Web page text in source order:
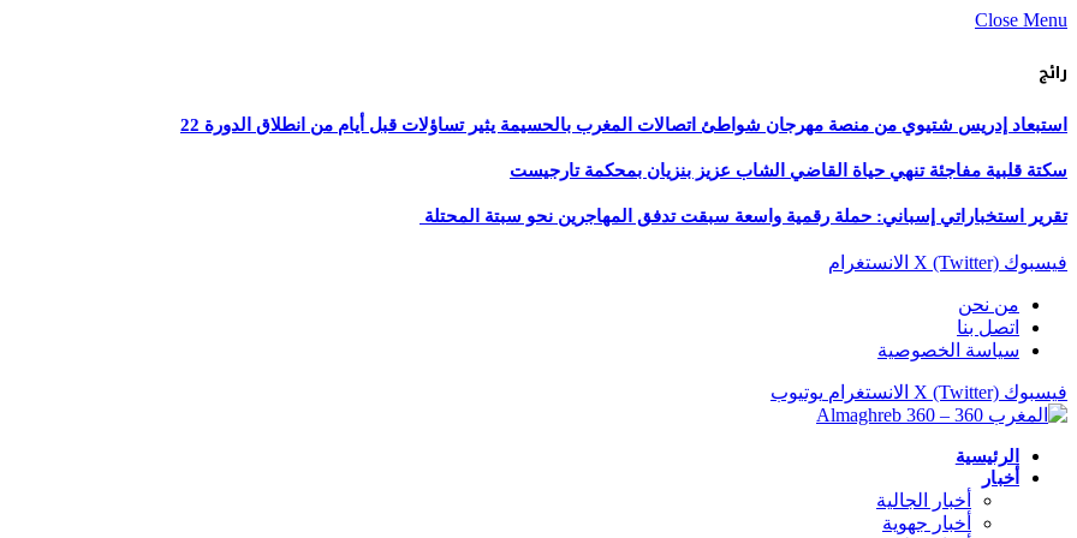
Close Menu
رائج
استبعاد إدريس شتيوي من منصة مهرجان شواطئ اتصالات المغرب بالحسيمة يثير تساؤلات قبل أيام من انطلاق الدورة 22
سكتة قلبية مفاجئة تنهي حياة القاضي الشاب عزيز بنزيان بمحكمة تارجيست
تقرير استخباراتي إسباني: حملة رقمية واسعة سبقت تدفق المهاجرين نحو سبتة المحتلة
فيسبوك X (Twitter) الانستغرام
من نحن
اتصل بنا
سياسة الخصوصية
فيسبوك X (Twitter) الانستغرام يوتيوب
الرئيسية
أخبار
أخبار الجالية
أخبار جهوية